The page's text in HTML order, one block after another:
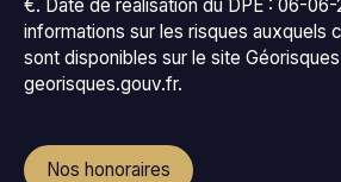
€. Date de réalisation du DPE : 06-06-
informations sur les risques auxquels
sont disponibles sur le site
georisques.gouv.fr.
Nos honoraires